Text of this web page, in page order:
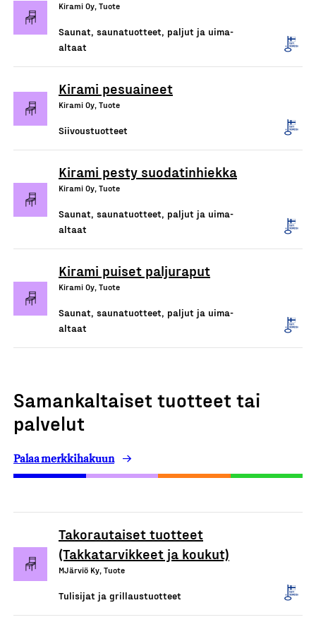
Kirami Oy, Tuote
Saunat, saunatuotteet, paljut ja uima-
altaat
Kirami pesuaineet
Kirami Oy, Tuote
Siivoustuotteet
Kirami pesty suodatinhiekka
Kirami Oy, Tuote
Saunat, saunatuotteet, paljut ja uima-
altaat
Kirami puiset paljuraput
Kirami Oy, Tuote
Saunat, saunatuotteet, paljut ja uima-
altaat
Samankaltaiset tuotteet tai
palvelut
Palaa merkkihakuun
Takorautaiset tuotteet
(Takkatarvikkeet ja koukut)
MJärviö Ky, Tuote
Tulisijat ja grillaustuotteet